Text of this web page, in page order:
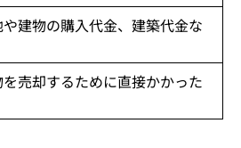
建物の購入代金、建築代金な
売却するために直接かかった